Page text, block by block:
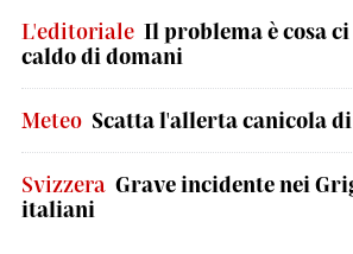
L'editoriale Il problema è cosa
caldo di domani
Meteo Scatta l'allerta canicola
Svizzera Grave incidente nei
italiani